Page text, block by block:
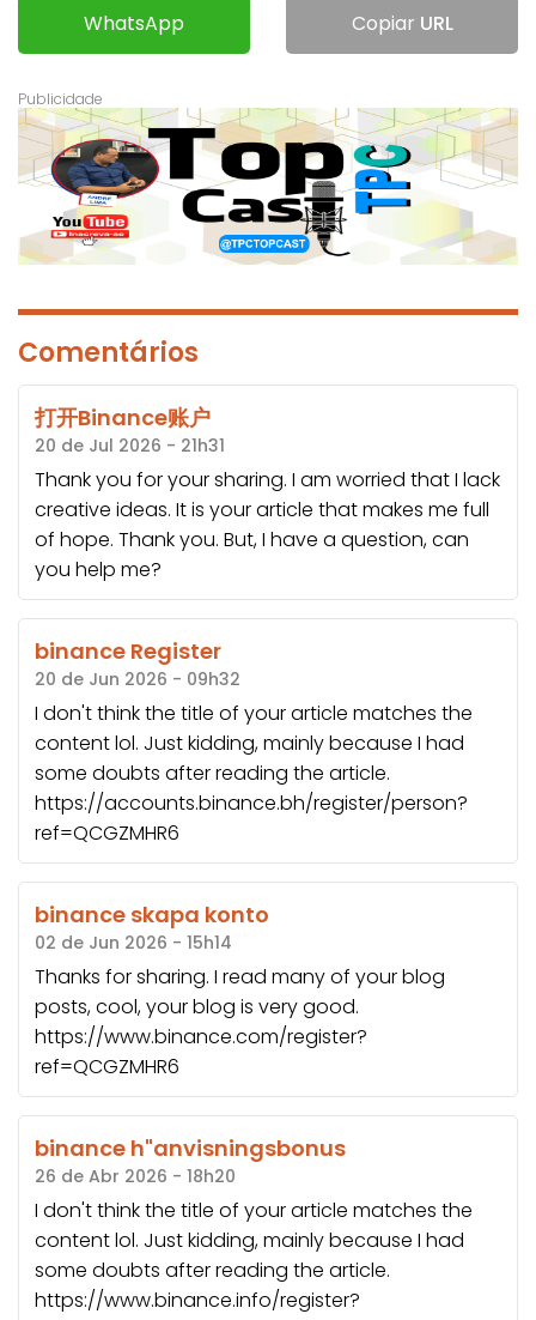
WhatsApp Copiar URL
Comentários
打开Binance账户
20 de Jul 2026 - 21h31
Thank you for your sharing. I am worried that I lack
creative ideas. It is your article that makes me full
of hope. Thank you. But, I have a question, can
you help me?
binance Register
20 de Jun 2026 - 09h32
I don't think the title of your article matches the
content lol. Just kidding, mainly because I had
some doubts after reading the article.
https://accounts.binance.bh/register/person?
ref=QCGZMHR6
binance skapa konto
02 de Jun 2026 - 15h14
Thanks for sharing. I read many of your blog
posts, cool, your blog is very good.
https://www.binance.com/register?
ref=QCGZMHR6
binance h"anvisningsbonus
26 de Abr 2026 - 18h20
I don't think the title of your article matches the
content lol. Just kidding, mainly because I had
some doubts after reading the article.
https://www.binance.info/register?